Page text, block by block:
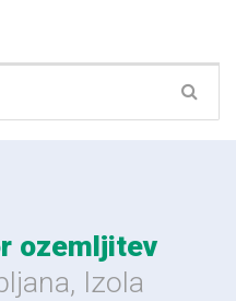
ozemljitev
Izola